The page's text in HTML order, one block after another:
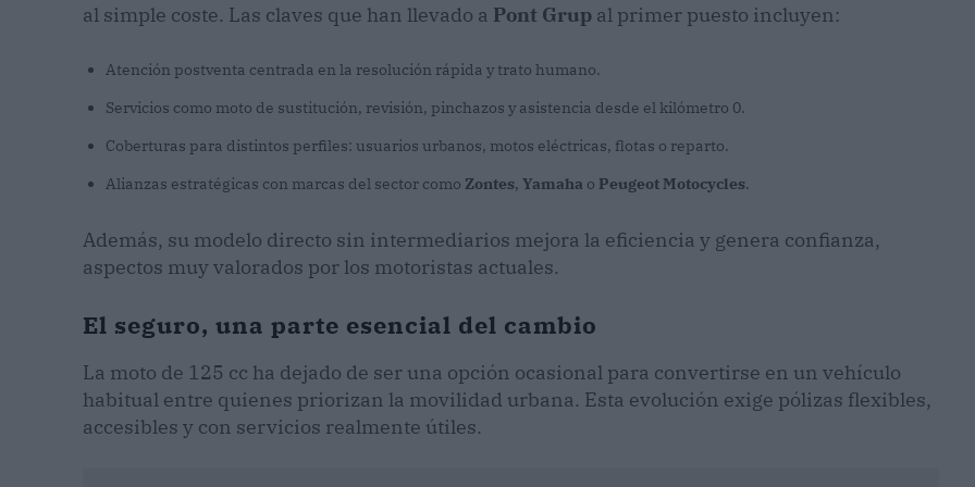
al simple coste. Las claves que han llevado a Pont Grup al primer puesto incluyen:
Atención postventa centrada en la resolución rápida y trato humano.
Servicios como moto de sustitución, revisión, pinchazos y asistencia desde el kilómetro 0.
Coberturas para distintos perfiles: usuarios urbanos, motos eléctricas, flotas o reparto.
Alianzas estratégicas con marcas del sector como Zontes, Yamaha o Peugeot Motocycles.
Además, su modelo directo sin intermediarios mejora la eficiencia y genera confianza,
aspectos muy valorados por los motoristas actuales.
El seguro, una parte esencial del cambio
La moto de 125 cc ha dejado de ser una opción ocasional para convertirse en un vehículo
habitual entre quienes priorizan la movilidad urbana. Esta evolución exige pólizas flexibles,
accesibles y con servicios realmente útiles.